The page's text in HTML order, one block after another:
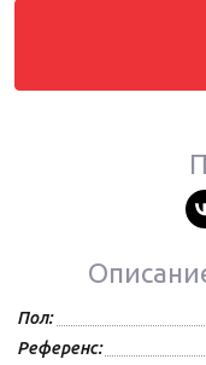
Пол:
Референс: